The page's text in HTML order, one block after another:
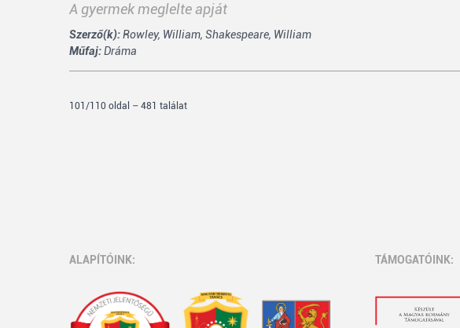
A gyermek meglelte apját
Szerző(k):Rowley, William, Shakespeare, William
Műfaj:Dráma
101/110 oldal – 481 találat
ALAPÍTÓINK: TÁMOGATÓINK: